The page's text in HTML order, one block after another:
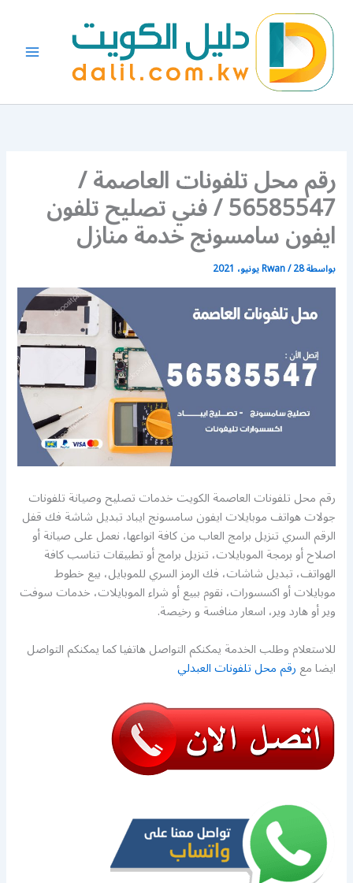
المحتوى
رقم محل تلفونات العاصمة /
56585547 / فني تصليح تلفون
ايفون سامسونج خدمة منازل
بواسطة Rwan/28 يونيو، 2021
رقم محل تلفونات العاصمة الكويت خدمات تصليح وصيانة تلفونات
جولات هواتف موبايلات ايفون سامسونج ايباد تبديل شاشة فك قفل
الرقم السري تنزيل برامج العاب من كافة انواعها، نعمل على صيانة أو
اصلاح أو برمجة الموبايلات، تنزيل برامج أو تطبيقات تناسب كافة
الهواتف، تبديل شاشات، فك الرمز السري للموبايل، بيع خطوط
موبايلات أو اكسسورات، نقوم ببيع أو شراء الموبايلات، خدمات سوفت
وير أو هارد وير، اسعار منافسة و رخيصة.
للاستعلام وطلب الخدمة يمكنكم التواصل هاتفيا كما يمكنكم التواصل
ايضا معرقم محل تلفونات العبدلي